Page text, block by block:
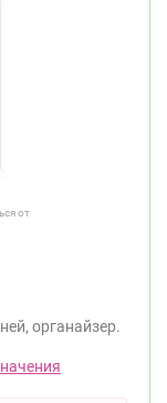
от
органайзер.